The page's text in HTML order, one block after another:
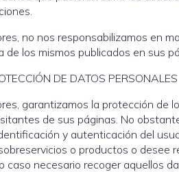
no nos responsabilizamos en
de los mismos publicados en sus
DE DATOS PERSONALES
garantizamos la protección
de sus páginas. No
y autenticación del
o productos o desee
caso necesario recoger aquellos